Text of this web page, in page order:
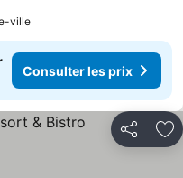
ville
Consulter les prix
Partager